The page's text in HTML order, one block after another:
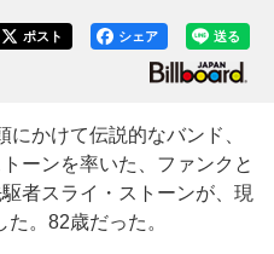
送る
シェア
ポスト
かけて伝説的なバンド、
ーンを率いた、ファンクと
者スライ・ストーンが、現
。82歳だった。